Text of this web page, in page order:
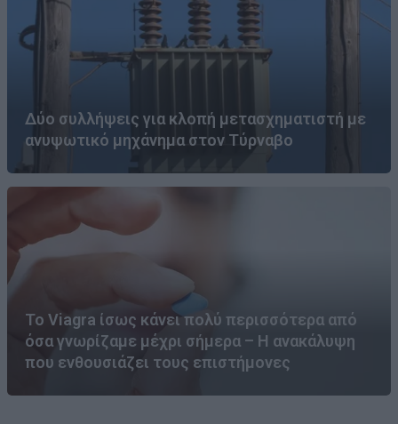
Δύο συλλήψεις για κλοπή μετασχηματιστή με
ανυψωτικό μηχάνημα στον Τύρναβο
Το Viagra ίσως κάνει πολύ περισσότερα από
όσα γνωρίζαμε μέχρι σήμερα – Η ανακάλυψη
που ενθουσιάζει τους επιστήμονες